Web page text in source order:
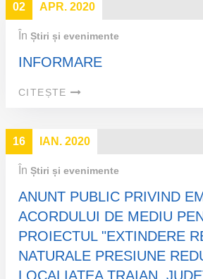
02 APR. 2020
În Știri și evenimente
INFORMARE
CITEȘTE
16 IAN. 2020
În Știri și evenimente
ANUNT PUBLIC PRIVIND
ACORDULUI DE MEDIU
PROIECTUL "EXTINDERE
NATURALE PRESIUNE
LOCALIATEA TRAIAN,